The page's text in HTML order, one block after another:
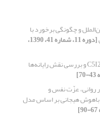
و چگونگی برخورد با
[دوره 11، شماره 41، 1390،
سامانة فرماندهی و کنترل C5I2 و بررسی نقش رایانه‌ها
روانی، عزّت نفس و
هیجانی بر اساس مدل